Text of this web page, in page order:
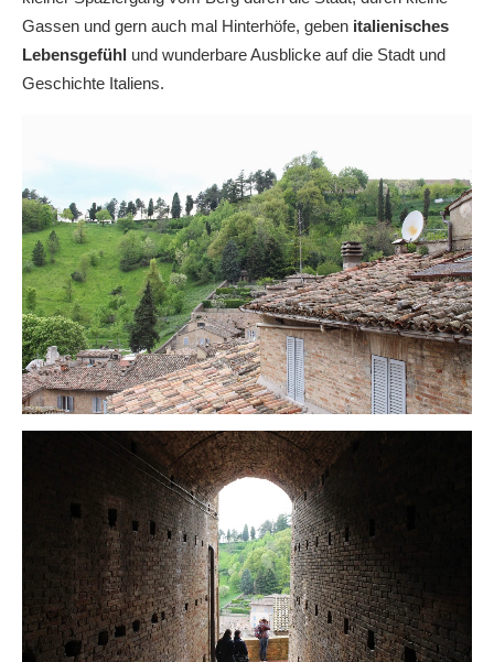
Gassen und gern auch mal Hinterhöfe, geben italienisches
Lebensgefühl und wunderbare Ausblicke auf die Stadt und
Geschichte Italiens.